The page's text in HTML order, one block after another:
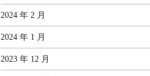
2024 年 2 月
2024 年 1 月
2023 年 12 月